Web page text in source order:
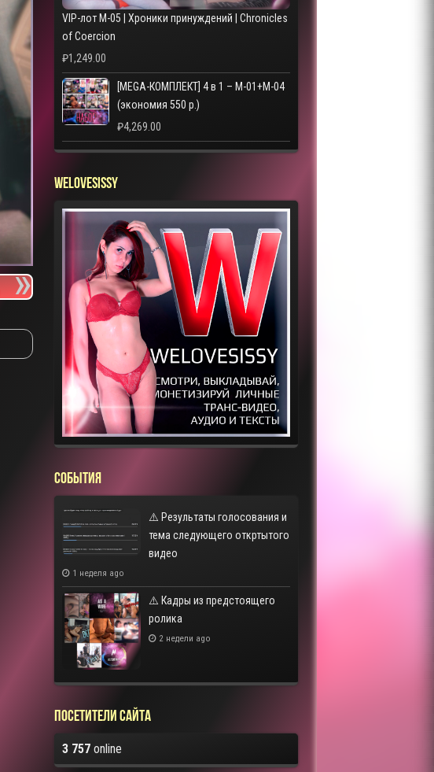
VIP-лот M-05 | Хроники принуждений | Chronicles
of Coercion
₽1,249.00
[MEGA-КОМПЛЕКТ] 4 в 1 – M-01+M-04
(экономия 550 р.)
₽4,269.00
WELOVESISSY
СОБЫТИЯ
⚠️ Результаты голосования и
тема следующего откртытого
видео
1 неделя ago
⚠️ Кадры из предстоящего
ролика
2 недели ago
Посетители сайта
3 757online